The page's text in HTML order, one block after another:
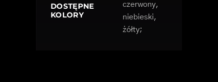
DOSTĘPNE
KOLORY
czerwony,
niebieski,
żółty;